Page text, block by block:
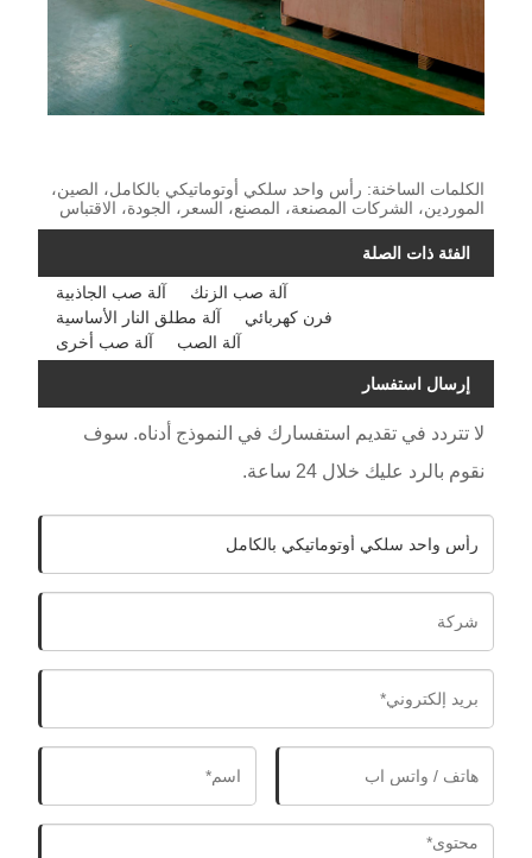
الكلمات الساخنة: رأس واحد سلكي أوتوماتيكي بالكامل، الصين،
الموردين، الشركات المصنعة، المصنع، السعر، الجودة، الاقتباس
الفئة ذات الصلة
آلة صب الجاذبية
آلة صب الزنك
آلة مطلق النار الأساسية
فرن كهربائي
آلة صب أخرى
آلة الصب
إرسال استفسار
لا تتردد في تقديم استفسارك في النموذج أدناه. سوف
نقوم بالرد عليك خلال 24 ساعة.